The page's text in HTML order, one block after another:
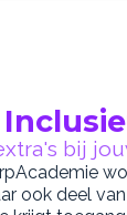
bij
ook deel